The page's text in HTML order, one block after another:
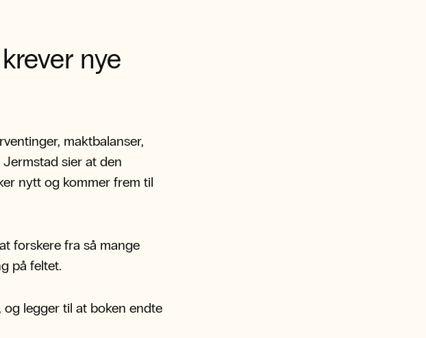
nye
maktbalanser,
sier at den
nytt og kommer frem til
forskere fra så mange
på feltet.
legger til at boken endte